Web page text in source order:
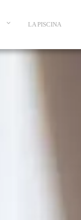
LA PISCINA